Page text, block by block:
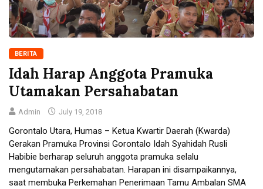
BERITA
Idah Harap Anggota Pramuka
Utamakan Persahabatan
Admin July 19, 2018
Gorontalo Utara, Humas – Ketua Kwartir Daerah (Kwarda)
Gerakan Pramuka Provinsi Gorontalo Idah Syahidah Rusli
Habibie berharap seluruh anggota pramuka selalu
mengutamakan persahabatan. Harapan ini disampaikannya,
saat membuka Perkemahan Penerimaan Tamu Ambalan SMA